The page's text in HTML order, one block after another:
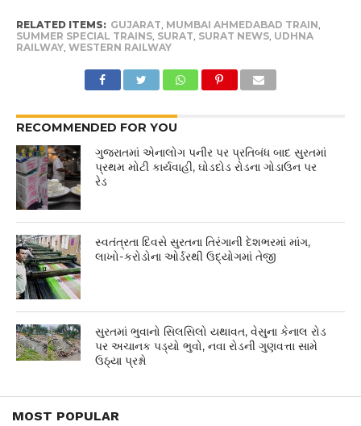
RELATED ITEMS: GUJARAT MUMBAI AHMEDABAD TRAIN
SUMMER SPECIAL TRAINS, SURAT SURAT NEWS, UDHNA
RAILWAY, WESTERN RAILWAY
RECOMMENDED FOR YOU
ગુજરાતમાં એનાલોગ પનીર પર પ્રતિબંધ બાદ સુરતમાં
પ્રથમ મોટી કાર્યવાહી, ઘોડદોડ રોડના ગોડાઉન પર
રેડ
સ્વતંત્રતા દિવસે સુરતના તિરંગાની દેશભરમાં માંગ,
લાખો-કરોડોના ઓર્ડરથી ઉદ્યોગમાં તેજી
સુરતમાં ભુવાનો સિલસિલો યથાવત, વેસુના કેનાલ રોડ
પર અચાનક પડ્યો ભુવો, નવા રોડની ગુણવત્તા સામે
ઉઠ્યા પ્રશ્નો
MOST POPULAR